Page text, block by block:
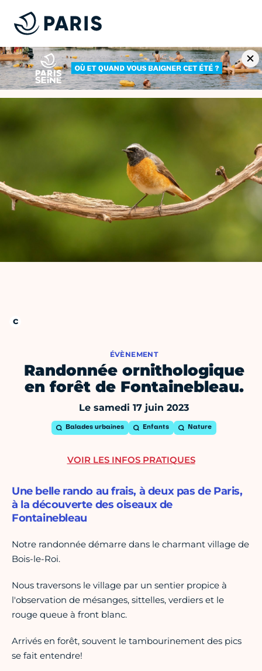
ÉVÈNEMENT
Randonnée ornithologique
en forêt de Fontainebleau.
Le samedi 17 juin 2023
Balades urbaines Enfants Nature
Une belle rando au frais, à deux pas de Paris,
à la découverte des oiseaux de
Fontainebleau
Notre randonnée démarre dans le charmant village de
Bois-le-Roi.
Nous traversons le village par un sentier propice à
l'observation de mésanges, sittelles, verdiers et le
rouge queue à front blanc.
Arrivés en forêt, souvent le tambourinement des pics
se fait entendre!
VOIR LES INFOS PRATIQUES